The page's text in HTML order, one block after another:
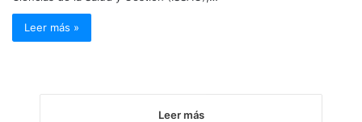
Leer más »
Leer más